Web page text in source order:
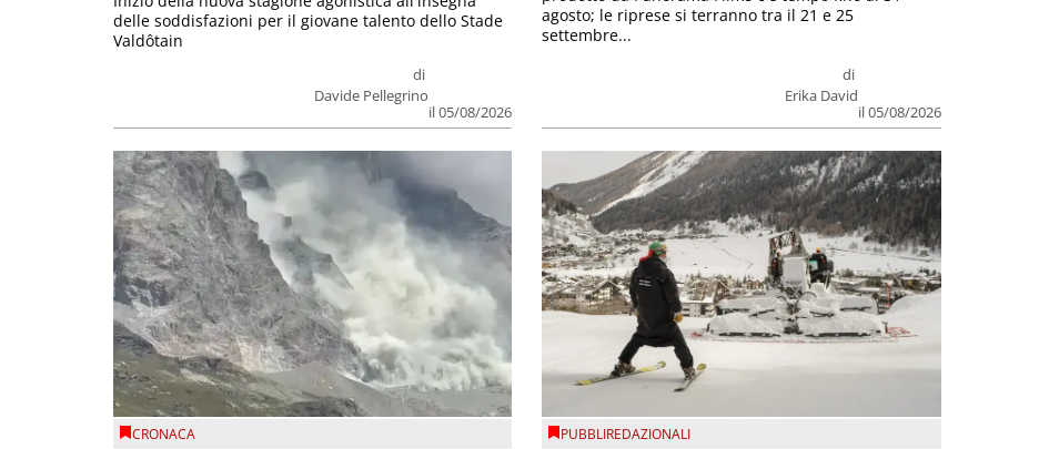
di
Davide Pellegrino
il 05/08/2026
delle soddisfazioni per il giovane talento dello Stade
Valdôtain
di
Erika David
il 05/08/2026
agosto; le riprese si terranno tra il 21 e 25
settembre...
CRONACA PUBBLIREDAZIONALI